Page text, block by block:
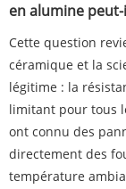
en alumine
Cette question
céramique et la
légitime : la
limitant pour tous
ont connu des
directement des
température